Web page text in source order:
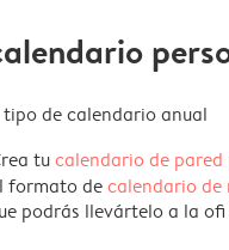
de calendario anual
tucalendario de pared
formato decalendario de
podrás llevártelo a la